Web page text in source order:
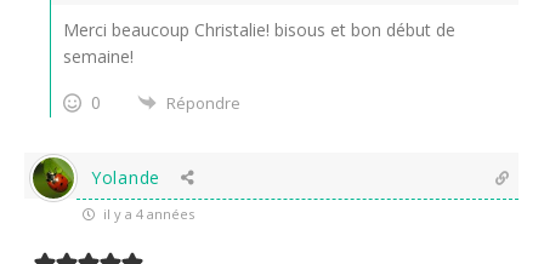
Merci beaucoup Christalie! bisous et bon début de
semaine!
0
Répondre
Yolande
il y a 4 années